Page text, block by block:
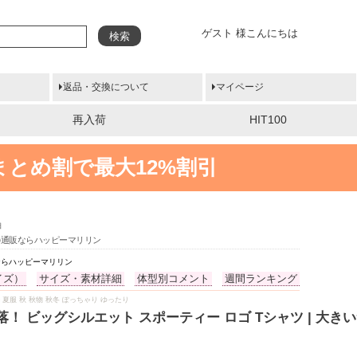
ゲスト 様こんにちは
検索
返品・交換について マイページ
再入荷 HIT100
め割で最大12%割引
販ならハッピーマリリン
ハッピーマリリン
） サイズ・素材詳細 体型別コメント 週間ランキング
服 秋 秋物 秋冬 ぽっちゃり ゆったり
！ ビッグシルエット スポーティー ロゴ Tシャツ | 大き